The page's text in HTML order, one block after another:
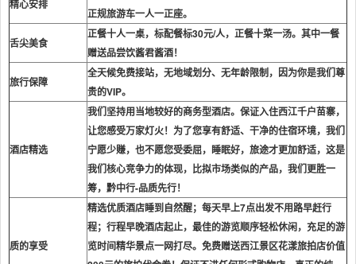
精心安排
正规旅游车一人一正座。
舌尖美食
正餐十人一桌，标配餐标30元/人，正餐十菜一汤。其中一餐
赠送品尝饮酱君酱酒！
旅行保障
全天候免费接站，无地域划分、无年龄限制，因为你是我们尊
贵的VIP。
酒店精选
我们坚持用当地较好的商务型酒店。保证入住西江千户苗寨，
让您感受万家灯火！为了您享有舒适、干净的住宿环境，我们
宁愿少赚，也不愿您受委屈，睡眠好，旅途才更加舒适，这是
我们核心竞争力的体现，比拟市场类似的产品，我们更胜一
筹，黔中行-品质先行！
质的享受
精选优质酒店睡到自然醒；每天早上7点出发不用路早赶行
程；行程早晚酒店起止，最佳的游览顺序轻松休闲，充足的游
览时间精华景点一网打尽。免费赠送西江景区花漾旅拍店价值